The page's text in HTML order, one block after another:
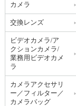
カメラ
交換レンズ
ビデオカメラ/ア
クションカメラ/
業務用ビデオカメ
ラ
カメラアクセサリ
ー／フィルター／
カメラバッグ